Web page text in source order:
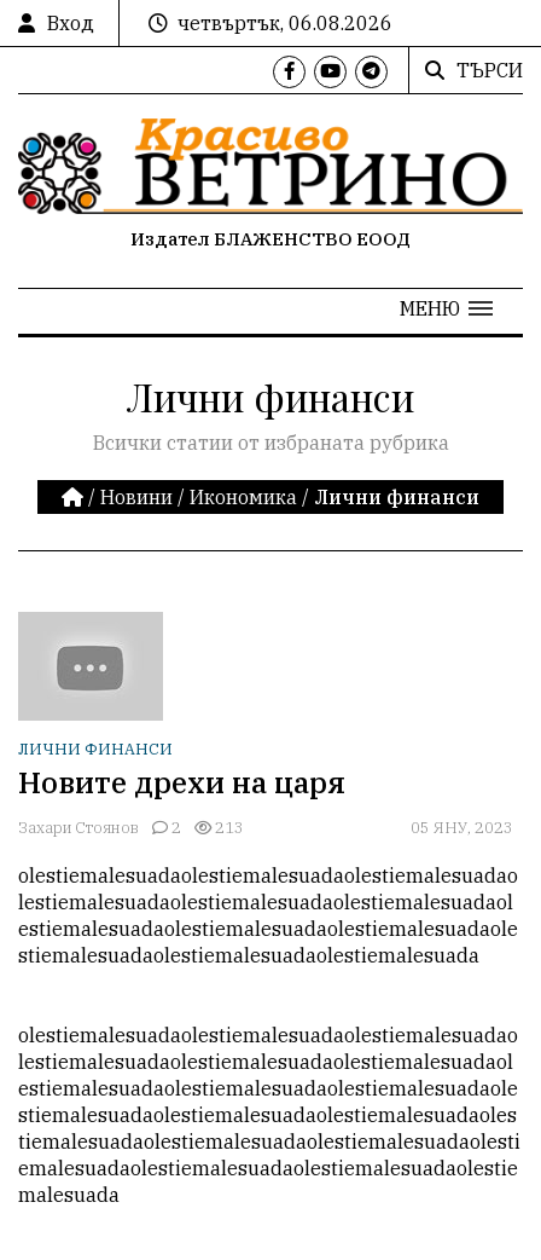
Вход
четвъртък, 06.08.2026
ТЪРСИ
Издател БЛАЖЕНСТВО ЕООД
МЕНЮ
Лични финанси
Всички статии от избраната рубрика
/ Новини / Икономика / Лични финанси
ЛИЧНИ ФИНАНСИ
Новите дрехи на царя
Захари Стоянов 2 213 05 ЯНУ, 2023
olestiemalesuadaolestiemalesuadaolestiemalesuadao
lestiemalesuadaolestiemalesuadaolestiemalesuadaol
estiemalesuadaolestiemalesuadaolestiemalesuadaole
stiemalesuadaolestiemalesuadaolestiemalesuada
olestiemalesuadaolestiemalesuadaolestiemalesuadao
lestiemalesuadaolestiemalesuadaolestiemalesuadaol
estiemalesuadaolestiemalesuadaolestiemalesuadaole
stiemalesuadaolestiemalesuadaolestiemalesuadaoles
tiemalesuadaolestiemalesuadaolestiemalesuadaolesti
emalesuadaolestiemalesuadaolestiemalesuadaolestie
malesuada